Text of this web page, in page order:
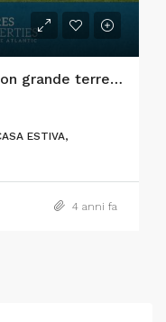
Casa di campagna al mare con grande terreno nell’isola di Pico
ESTIVA,
4 anni fa